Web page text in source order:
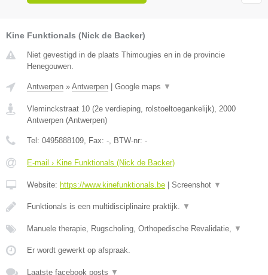
Kine Funktionals (Nick de Backer)
Niet gevestigd in de plaats Thimougies en in de provincie
Henegouwen.
Antwerpen » Antwerpen Google maps ▼
Vleminckstraat 10 (2e verdieping, rolstoeltoegankelijk) 2000
Antwerpen (Antwerpen)
Tel: 0495888109 , Fax: - , BTW-nr: -
E-mail › Kine Funktionals (Nick de Backer)
Website: https://www.kinefunktionals.be Screenshot ▼
Funktionals is een multidisciplinaire praktijk. ▼
Manuele therapie, Rugscholing, Orthopedische Revalidatie, ▼
Er wordt gewerkt op afspraak.
Laatste facebook posts ▼